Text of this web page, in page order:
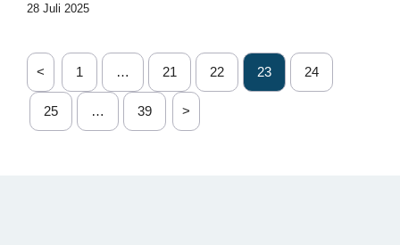
28 Juli 2025
< 1 … 21 22 23 24
25 … 39 >